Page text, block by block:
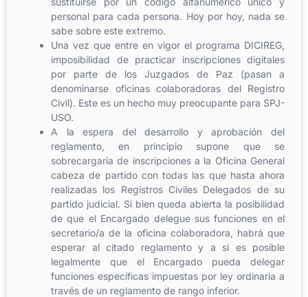
personal para cada persona. Hoy por hoy, nada se
sabe sobre este extremo.
Una vez que entre en vigor el programa DICIREG,
imposibilidad de practicar inscripciones digitales
por parte de los Juzgados de Paz (pasan a
denominarse oficinas colaboradoras del Registro
Civil). Este es un hecho muy preocupante para SPJ-
USO.
A la espera del desarrollo y aprobación del
reglamento, en principio supone que se
sobrecargaría de inscripciones a la Oficina General
cabeza de partido con todas las que hasta ahora
realizadas los Registros Civiles Delegados de su
partido judicial. Si bien queda abierta la posibilidad
de que el Encargado delegue sus funciones en el
secretario/a de la oficina colaboradora, habrá que
esperar al citado reglamento y a si es posible
legalmente que el Encargado pueda delegar
funciones específicas impuestas por ley ordinaria a
través de un reglamento de rango inferior.